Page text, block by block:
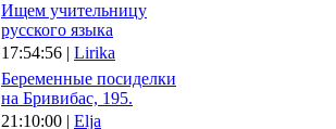
Ищем учительницу
русского языка
17:54:56 | Lirika
Беременные посиделки
на Бривибас, 195.
21:10:00 | Elja